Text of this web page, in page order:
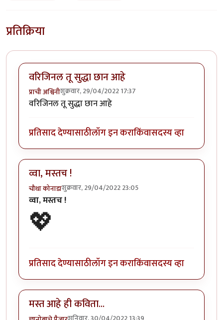
प्रतिक्रिया
वरिजिनल तू सुद्धा छान आहे
प्राची अश्विनीशुक्रवार, 29/04/2022 17:37
वरिजिनल तू सुद्धा छान आहे
प्रतिसाद देण्यासाठीलॉग इन कराकिंवासदस्य व्हा
व्वा, मस्तच !
चौथा कोनाडाशुक्रवार, 29/04/2022 23:05
व्वा, मस्तच !
💖
प्रतिसाद देण्यासाठीलॉग इन कराकिंवासदस्य व्हा
मस्त आहे ही कविता...